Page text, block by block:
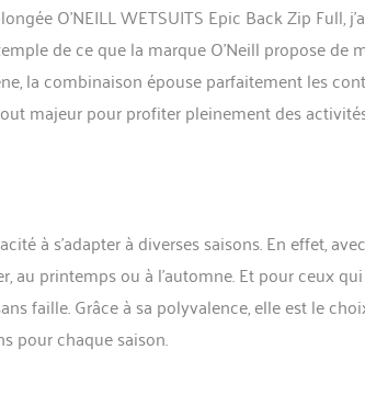
O’NEILL WETSUITS Epic Back Zip Full,
de ce que la marque O’Neill propose de
la combinaison épouse parfaitement les
majeur pour profiter pleinement des
à s’adapter à diverses saisons. En effet,
au printemps ou à l’automne. Et pour ceux
faille. Grâce à sa polyvalence, elle est le
pour chaque saison.